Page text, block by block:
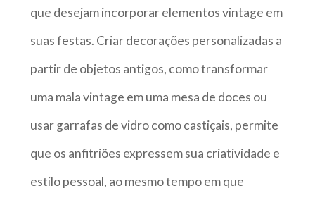
que desejam incorporar elementos vintage em
suas festas. Criar decorações personalizadas a
partir de objetos antigos, como transformar
uma mala vintage em uma mesa de doces ou
usar garrafas de vidro como castiçais, permite
que os anfitriões expressem sua criatividade e
estilo pessoal, ao mesmo tempo em que